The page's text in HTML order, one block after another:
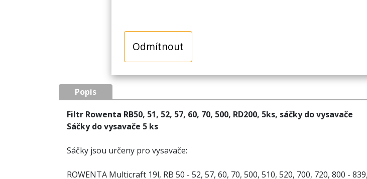
Odmítnout
Popis
Filtr Rowenta RB50, 51, 52, 57, 60, 70, 500, RD200, 5ks, sáčky do vysavače
Sáčky do vysavače 5 ks
Sáčky jsou určeny pro vysavače:
ROWENTA Multicraft 19l, RB 50 - 52, 57, 60, 70, 500, 510, 520, 700, 720, 800 -